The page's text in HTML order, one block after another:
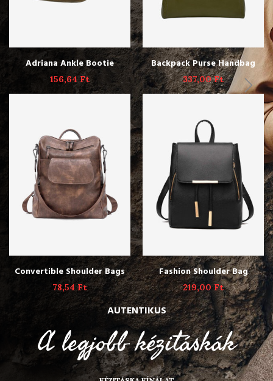
ADD TO CART
Adriana Ankle Bootie
156,64 Ft
ADD TO CART
Backpack Purse Handbag
337,00Ft
ADD TO CART
Convertible Shoulder Bags
78,54Ft
ADD TO CART
Fashion Shoulder Bag
219,00Ft
AUTENTIKUS
A legjobb kézitáskák